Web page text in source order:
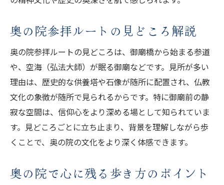
奥の院参拝ルートの見どころ解説
奥の院参拝ルートの見どころは、御廟橋から始まる参道
や、空海（弘法大師）が眠る御廟などです。見所が多い
理由は、歴史的な供養塔や石像が随所に配置され、仏教
文化の象徴が随所で見られるからです。特に御廟前の静
寂な空間は、信仰心をより深める場として知られていま
す。見どころごとに立ち止まり、背景を理解しながら歩
くことで、奥の院の文化をより深く体感できます。
奥の院で心に残る歩き方のポイント